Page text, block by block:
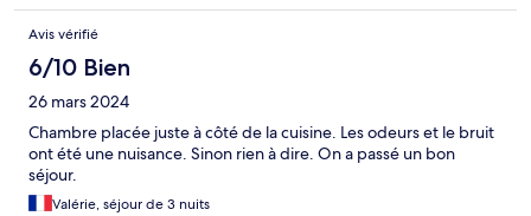
Avis vérifié
6/10 Bien
26 mars 2024
Chambre placée juste à côté de la cuisine. Les odeurs et le bruit
ont été une nuisance. Sinon rien à dire. On a passé un bon
séjour.
Valérie, séjour de 3 nuits